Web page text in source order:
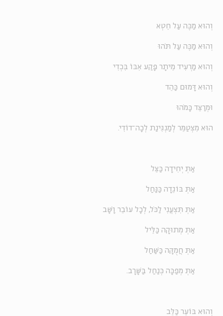
וְהוּא מַכֶּה עַל חֵטְא
וְהוּא מַכֶּה עַל תֹּהוּ
וְהוּא מַרְעִיד מֵיתָר פָּקַע אִבּוֹ בִּכְדִי
וְהוּא דָּמוּם כַּהֵד
וּמְרַצֵּד כָּמֹהוּ
הוּא מִצְטַמֵּר לְמַנְגִּינַת לְכָה־דוֹדִי.
אַתְּ יְחִידָה כַּצֵּל
אַתְּ בּוֹגֵדָה כַּנַּחַל
אַתְּ תִּצְעֲנִי לַכֹּל, לְכָל עוֹבֵר וָשָׁב
אַתְּ מְתוּקָה כַּלֵּיל
אַתְּ חֲמֻקָּה כַּשַּׁחַל
אַתְּ מְפַכָּה כְּנַחַל בַּשָּׁרָב.
וְהוּא בּוֹעֵר כַּלֵּב